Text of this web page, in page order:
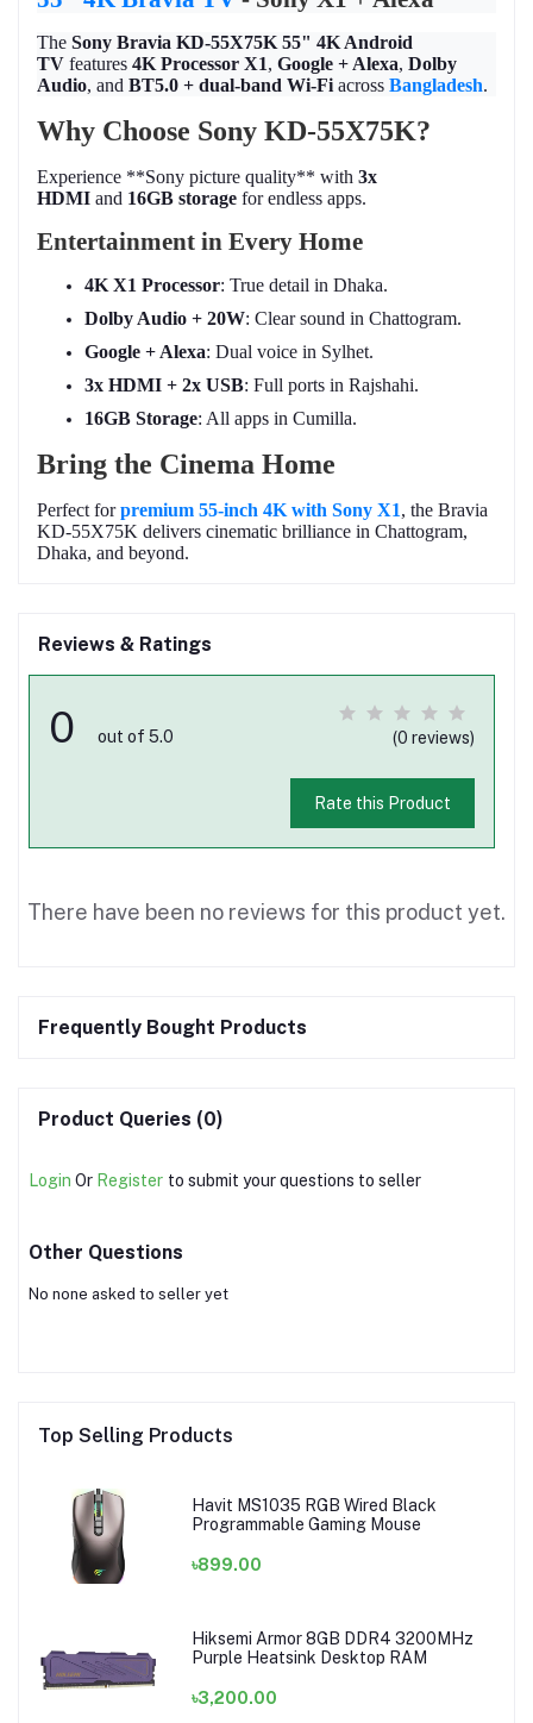
The Sony Bravia KD-55X75K 55" 4K Android
TV features 4K Processor X1, Google + Alexa, Dolby
Audio, and BT5.0 + dual-band Wi-Fi across Bangladesh.
Why Choose Sony KD-55X75K?
Experience **Sony picture quality** with 3x
HDMI and 16GB storage for endless apps.
Entertainment in Every Home
4K X1 Processor: True detail in Dhaka.
Dolby Audio + 20W: Clear sound in Chattogram.
Google + Alexa: Dual voice in Sylhet.
3x HDMI + 2x USB: Full ports in Rajshahi.
16GB Storage: All apps in Cumilla.
Bring the Cinema Home
Perfect forpremium 55-inch 4K with Sony X1, the Bravia
KD-55X75K delivers cinematic brilliance in Chattogram,
Dhaka, and beyond.
Reviews & Ratings
0 out of 5.0 (0 reviews)
Rate this Product
There have been no reviews for this product yet.
Frequently Bought Products
Product Queries (0)
Login Or Register to submit your questions to seller
Other Questions
No none asked to seller yet
Top Selling Products
Havit MS1035 RGB Wired Black
Programmable Gaming Mouse
৳899.00
Hiksemi Armor 8GB DDR4 3200MHz
Purple Heatsink Desktop RAM
৳3,200.00